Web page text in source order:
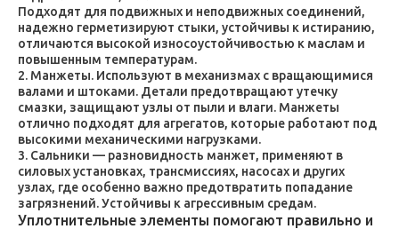
Подходят для подвижных и неподвижных соединений,
надежно герметизируют стыки, устойчивы к истиранию,
отличаются высокой износоустойчивостью к маслам и
повышенным температурам.
Манжеты. Используют в механизмах с вращающимися
валами и штоками. Детали предотвращают утечку
смазки, защищают узлы от пыли и влаги. Манжеты
отлично подходят для агрегатов, которые работают под
высокими механическими нагрузками.
Сальники — разновидность манжет, применяют в
силовых установках, трансмиссиях, насосах и других
узлах, где особенно важно предотвратить попадание
загрязнений. Устойчивы к агрессивным средам.
Уплотнительные элементы помогают правильно и